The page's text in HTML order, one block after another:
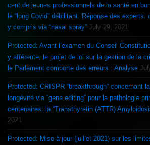
cent de jeunes professionnels de la santé en
le “long Covid” débilitant: Réponse des experts:
y compris via “nasal spray” July 29, 2021
Protected: Avant l’examen du Conseil
y afférente, le projet de loi sur la gestion de la
le Parlement comporte des erreurs : Analyse
Protected: CRISPR “breakthrough” concernant
longévité via “gene editing” pour la pathologie
centenaires: la “Transthyretin (ATTR)
2021
Protected: Mise à jour (juillet 2021) sur les